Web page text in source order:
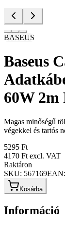
BASEUS
Baseus
60W 2m
Magas minőségű
végekkel és tartós
5295 Ft
4170 Ft excl. VAT
Raktáron
SKU: 567169EAN:
Kosárba
Információ